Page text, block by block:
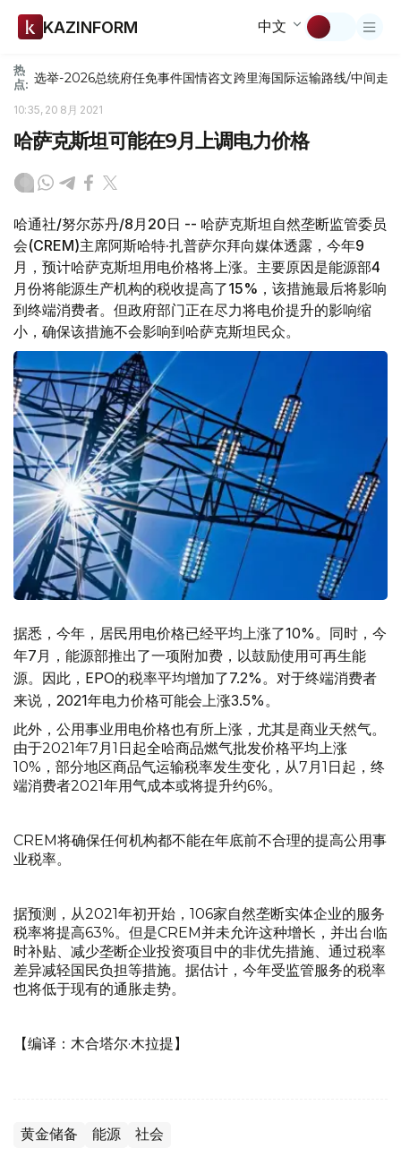
KAZINFORM 中文
热
点: 选举-2026总统府任免事件国情咨文跨里海国际运输路线/中间走廊
10:35, 20 8月 2021
哈萨克斯坦可能在9月上调电力价格
哈通社/努尔苏丹/8月20日 -- 哈萨克斯坦自然垄断监管委员
会(CREM)主席阿斯哈特·扎普萨尔拜向媒体透露，今年9
月，预计哈萨克斯坦用电价格将上涨。主要原因是能源部4
月份将能源生产机构的税收提高了15%，该措施最后将影响
到终端消费者。但政府部门正在尽力将电价提升的影响缩
小，确保该措施不会影响到哈萨克斯坦民众。
据悉，今年，居民用电价格已经平均上涨了10%。同时，今
年7月，能源部推出了一项附加费，以鼓励使用可再生能
源。因此，EPO的税率平均增加了7.2%。对于终端消费者
来说，2021年电力价格可能会上涨3.5%。
此外，公用事业用电价格也有所上涨，尤其是商业天然气。
由于2021年7月1日起全哈商品燃气批发价格平均上涨
10%，部分地区商品气运输税率发生变化，从7月1日起，终
端消费者2021年用气成本或将提升约6%。
CREM将确保任何机构都不能在年底前不合理的提高公用事
业税率。
据预测，从2021年初开始，106家自然垄断实体企业的服务
税率将提高63%。但是CREM并未允许这种增长，并出台临
时补贴、减少垄断企业投资项目中的非优先措施、通过税率
差异减轻国民负担等措施。据估计，今年受监管服务的税率
也将低于现有的通胀走势。
【编译：木合塔尔·木拉提】
黄金储备 能源 社会